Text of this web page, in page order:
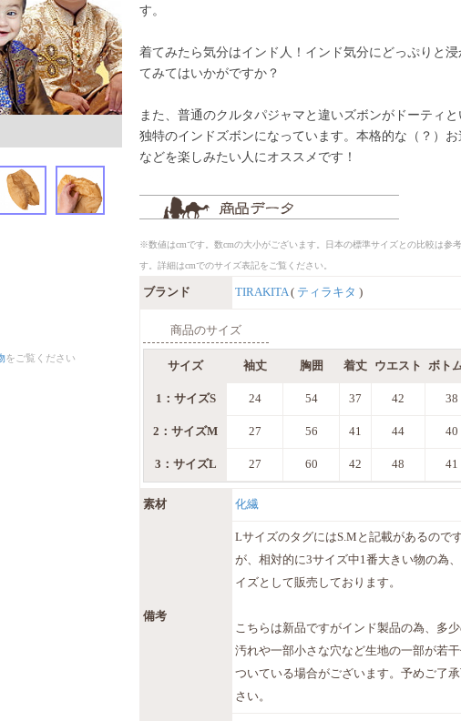
をご覧ください
す。
着てみたら気分はインド人！インド気分にどっぷりと浸
てみてはいかがですか？
また、普通のクルタパジャマと違いズボンがドーティと
独特のインドズボンになっています。本格的な（？）お
などを楽しみたい人にオススメです！
※数値はcmです。数cmの大小がございます。日本の標準サイズとの比較は参
す。詳細はcmでのサイズ表記をご覧ください。
ブランド TIRAKITA ( ティラキタ )
商品のサイズ
サイズ 袖丈 胸囲 着丈 ウエスト ボト
1：サイズS 24 54 37 42 38
2：サイズM 27 56 41 44 40
3：サイズL 27 60 42 48 41
素材 化繊
備考
LサイズのタグにはS.Mと記載があるので
が、相対的に3サイズ中1番大きい物の為
イズとして販売しております。
こちらは新品ですがインド製品の為、多
汚れや一部小さな穴など生地の一部が若
ついている場合がございます。予めご了
さい。